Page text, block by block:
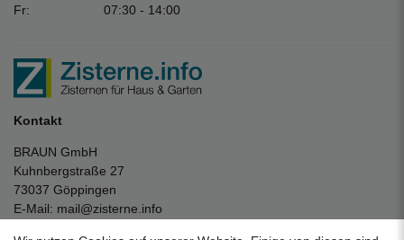
Fr:
07:30 - 14:00
Kontakt
BRAUN GmbH
Kuhnbergstraße 27
73037 Göppingen
E-Mail: mail@zisterne.info